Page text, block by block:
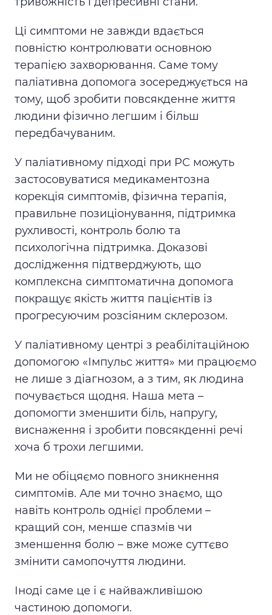
Ці симптоми не завжди вдається
повністю контролювати основною
терапією захворювання. Саме тому
паліативна допомога зосереджується на
тому, щоб зробити повсякденне життя
людини фізично легшим і більш
передбачуваним.
У паліативному підході при РС можуть
застосовуватися медикаментозна
корекція симптомів, фізична терапія,
правильне позиціонування, підтримка
рухливості, контроль болю та
психологічна підтримка. Доказові
дослідження підтверджують, що
комплексна симптоматична допомога
покращує якість життя пацієнтів із
прогресуючим розсіяним склерозом.
У паліативному центрі з реабілітаційною
допомогою «Імпульс життя» ми працюємо
не лише з діагнозом, а з тим, як людина
почувається щодня. Наша мета –
допомогти зменшити біль, напругу,
виснаження і зробити повсякденні речі
хоча б трохи легшими.
Ми не обіцяємо повного зникнення
симптомів. Але ми точно знаємо, що
навіть контроль однієї проблеми –
кращий сон, менше спазмів чи
зменшення болю – вже може суттєво
змінити самопочуття людини.
Іноді саме це і є найважливішою
частиною допомоги.